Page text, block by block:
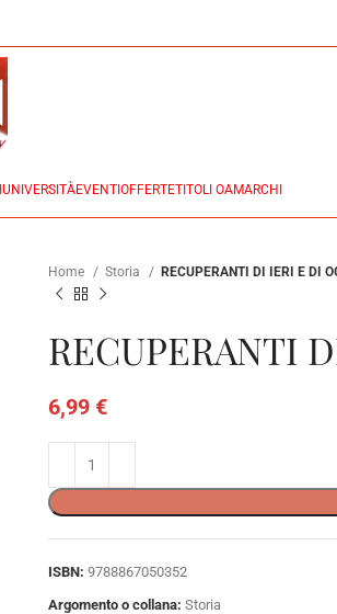
UNIVERSITÀEVENTI OFFERTETITOLI OAMARCHI
Home Storia RECUPERANTI DI IERI E DI
RECUPERANTI
6,99 €
ISBN: 9788867050352
Argomento o collana: Storia